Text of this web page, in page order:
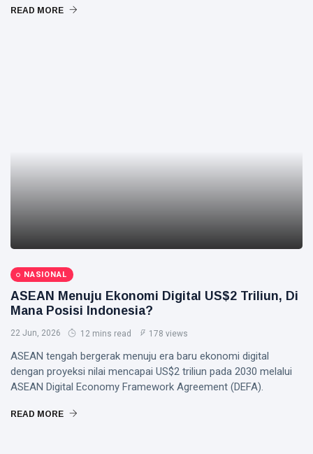
READ MORE
NASIONAL
ASEAN Menuju Ekonomi Digital US$2 Triliun, Di
Mana Posisi Indonesia?
22 Jun, 2026 12 mins read 178 views
ASEAN tengah bergerak menuju era baru ekonomi digital
dengan proyeksi nilai mencapai US$2 triliun pada 2030 melalui
ASEAN Digital Economy Framework Agreement (DEFA).
READ MORE